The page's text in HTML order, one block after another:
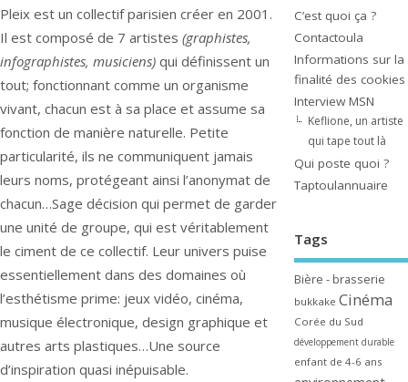
Pleix est un collectif parisien créer en 2001.
Il est composé de 7 artistes (graphistes,
infographistes, musiciens) qui définissent un
tout; fonctionnant comme un organisme
vivant, chacun est à sa place et assume sa
fonction de manière naturelle. Petite
particularité, ils ne communiquent jamais
leurs noms, protégeant ainsi l’anonymat de
chacun…Sage décision qui permet de garder
une unité de groupe, qui est véritablement
le ciment de ce collectif. Leur univers puise
essentiellement dans des domaines où
l’esthétisme prime: jeux vidéo, cinéma,
musique électronique, design graphique et
autres arts plastiques…Une source
d’inspiration quasi inépuisable.
C’est quoi ça ?
Contactoula
Informations sur la
finalité des cookies
Interview MSN
Keflione, un artiste
qui tape tout là
Qui poste quoi ?
Taptoulannuaire
Tags
Bière - brasserie
bukkake Cinéma
Corée du Sud
développement durable
enfant de 4-6 ans